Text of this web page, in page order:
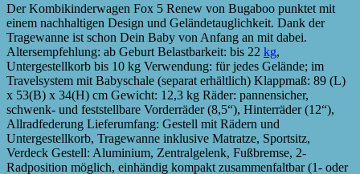
Der Kombikinderwagen Fox 5 Renew von Bugaboo punktet mit
einem nachhaltigen Design und Geländetauglichkeit. Dank der
Tragewanne ist schon Dein Baby von Anfang an mit dabei.
Altersempfehlung: ab Geburt Belastbarkeit: bis 22 kg,
Untergestellkorb bis 10 kg Verwendung: für jedes Gelände; im
Travelsystem mit Babyschale (separat erhältlich) Klappmaß: 89 (L)
x 53(B) x 34(H) cm Gewicht: 12,3 kg Räder: pannensicher,
schwenk- und feststellbare Vorderräder (8,5“), Hinterräder (12“),
Allradfederung Lieferumfang: Gestell mit Rädern und
Untergestellkorb, Tragewanne inklusive Matratze, Sportsitz,
Verdeck Gestell: Aluminium, Zentralgelenk, Fußbremse, 2-
Radposition möglich, einhändig kompakt zusammenfaltbar (1- oder